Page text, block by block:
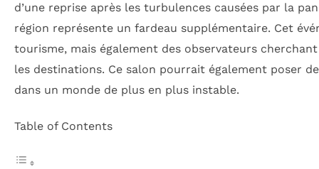
d’une reprise après les turbulences causées par la
région représente un fardeau supplémentaire. Cet
tourisme, mais également des observateurs
les destinations. Ce salon pourrait également poser
dans un monde de plus en plus instable.
Table of Contents